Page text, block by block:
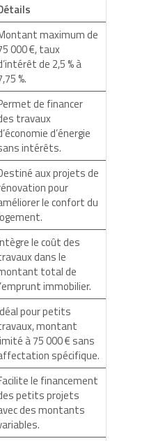
maximum de
000 €, taux
de 2,5 % à
%.
de financer
travaux
d’énergie
intérêts.
aux projets de
pour
le confort du
le coût des
dans le
total de
immobilier.
pour petits
montant
à 75 000 € sans
spécifique.
le financement
petits projets
des montants